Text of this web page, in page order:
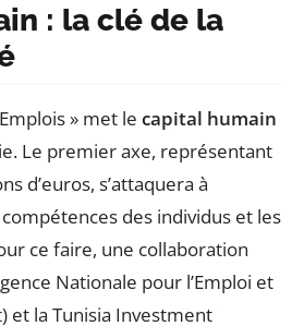
: la clé de la
» met le capital humain
Le premier axe, représentant
d’euros, s’attaquera à
des individus et les
ce faire, une collaboration
Nationale pour l’Emploi et
et la Tunisia Investment